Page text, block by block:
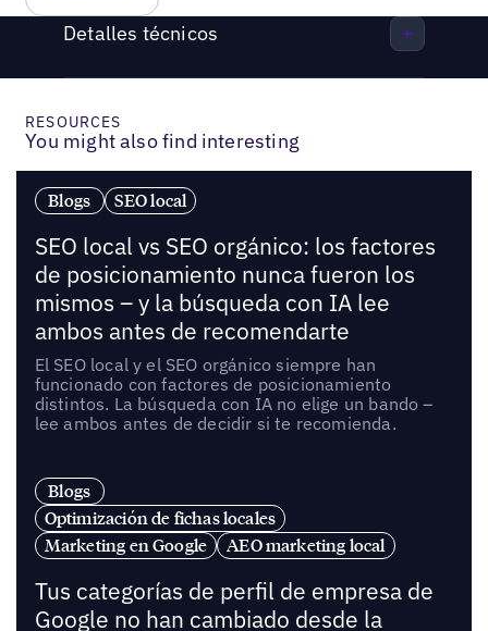
Detalles técnicos
RESOURCES
You might also find interesting
Blogs SEO local
SEO local vs SEO orgánico: los factores
de posicionamiento nunca fueron los
mismos – y la búsqueda con IA lee
ambos antes de recomendarte
El SEO local y el SEO orgánico siempre han
funcionado con factores de posicionamiento
distintos. La búsqueda con IA no elige un bando –
lee ambos antes de decidir si te recomienda.
Blogs
Optimización de fichas locales
Marketing en Google
AEO marketing local
Tus categorías de perfil de empresa de
Google no han cambiado desde la